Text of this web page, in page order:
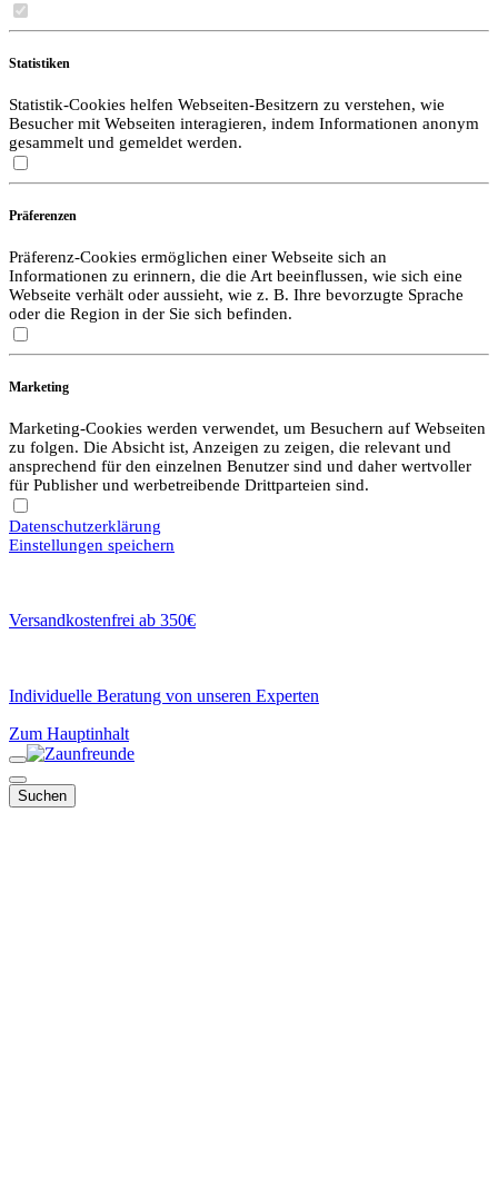
Statistiken
Statistik-Cookies helfen Webseiten-Besitzern zu verstehen, wie
Besucher mit Webseiten interagieren, indem Informationen anonym
gesammelt und gemeldet werden.
Präferenzen
Präferenz-Cookies ermöglichen einer Webseite sich an
Informationen zu erinnern, die die Art beeinflussen, wie sich eine
Webseite verhält oder aussieht, wie z. B. Ihre bevorzugte Sprache
oder die Region in der Sie sich befinden.
Marketing
Marketing-Cookies werden verwendet, um Besuchern auf Webseiten
zu folgen. Die Absicht ist, Anzeigen zu zeigen, die relevant und
ansprechend für den einzelnen Benutzer sind und daher wertvoller
für Publisher und werbetreibende Drittparteien sind.
Datenschutzerklärung
Einstellungen speichern
Versandkostenfrei ab 350€
Individuelle Beratung von unseren Experten
Zum Hauptinhalt
Suchen